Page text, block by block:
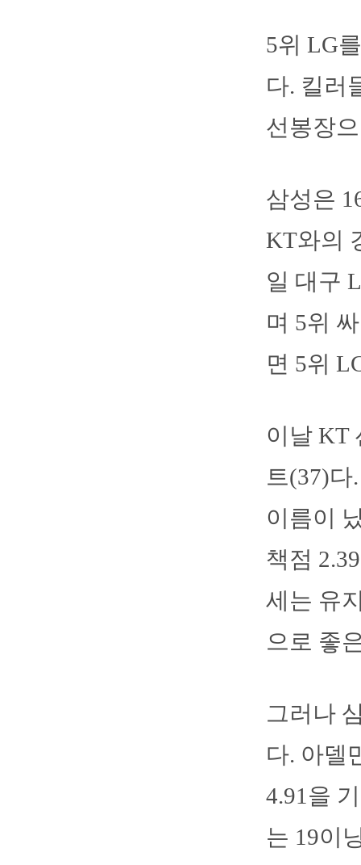
5위 LG
다. 킬러
선봉장
삼성은
KT와의
일 대구
며 5위
면 5위
이날 KT
트(37)다
이름이
책점
세는 유
으로 좋
그러나
다. 아델
4.91을
는 19이